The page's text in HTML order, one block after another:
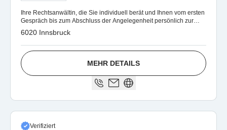
Ihre Rechtsanwältin, die Sie individuell berät und Ihnen vom ersten
Gespräch bis zum Abschluss der Angelegenheit persönlich zur
Seite steht.
6020 Innsbruck
MEHR DETAILS
Verifiziert